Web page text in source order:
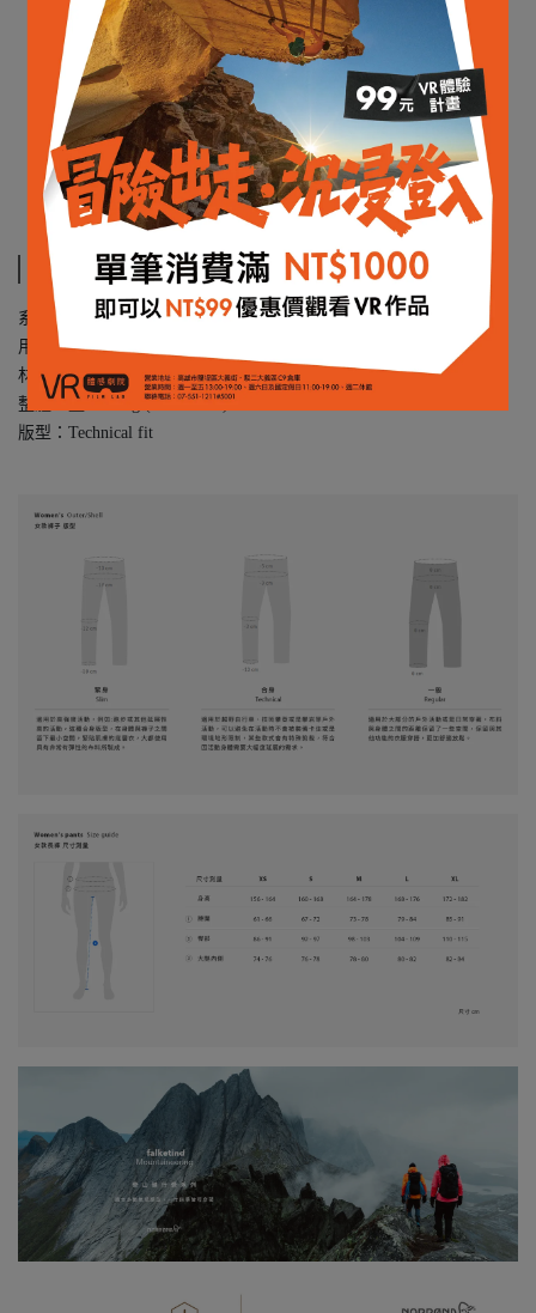
規格說明
系列：falketind ｜ All season, any weather
用途：登山健行、戶外運動、攀登、雪地旅遊
材質：flex1 ( 85% recycled nylon / 15% elastane )
整體重量：276 g ( in size M )
版型：Technical fit